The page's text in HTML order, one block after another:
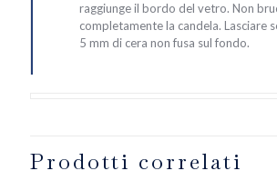
raggiunge il bordo del vetro. Non
completamente la candela. Lasciare
5 mm di cera non fusa sul fondo.
Prodotti correlati